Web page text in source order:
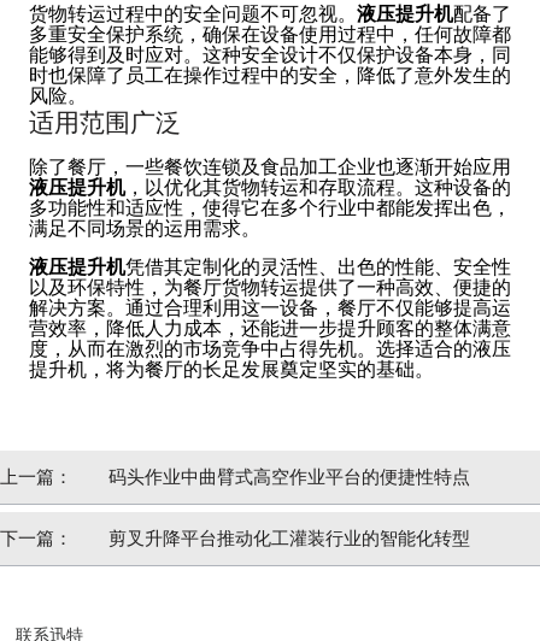
货物转运过程中的安全问题不可忽视。 液压提升机配备了
多重安全保护系统，确保在设备使用过程中，任何故障都
能够得到及时应对。这种安全设计不仅保护设备本身，同
时也保障了员工在操作过程中的安全，降低了意外发生的
风险。
适用范围广泛
除了餐厅，一些餐饮连锁及食品加工企业也逐渐开始应用
液压提升机，以优化其货物转运和存取流程。这种设备的
多功能性和适应性，使得它在多个行业中都能发挥出色，
满足不同场景的运用需求。
液压提升机凭借其定制化的灵活性、出色的性能、安全性
以及环保特性，为餐厅货物转运提供了一种高效、便捷的
解决方案。通过合理利用这一设备，餐厅不仅能够提高运
营效率，降低人力成本，还能进一步提升顾客的整体满意
度，从而在激烈的市场竞争中占得先机。选择适合的液压
提升机，将为餐厅的长足发展奠定坚实的基础。
上一篇： 码头作业中曲臂式高空作业平台的便捷性特点
下一篇： 剪叉升降平台推动化工灌装行业的智能化转型
联系迅特